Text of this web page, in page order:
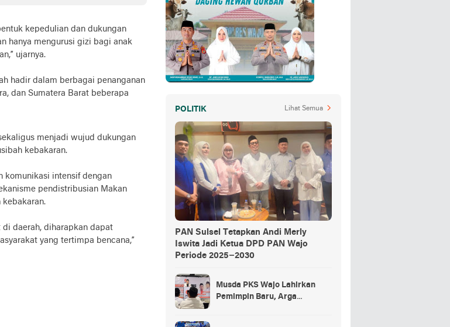
kepedulian dan dukungan
hanya mengurusi gizi bagi anak
ujarnya.
hadir dalam berbagai penanganan
dan Sumatera Barat beberapa
menjadi wujud dukungan
kebakaran.
komunikasi intensif dengan
pendistribusian Makan
kebakaran.
di daerah, diharapkan dapat
yang tertimpa bencana,”
POLITIK Lihat Semua
PAN Sulsel Tetapkan Andi Merly
Iswita Jadi Ketua DPD PAN Wajo
Periode 2025–2030
Musda PKS Wajo Lahirkan
Pemimpin Baru, Arga